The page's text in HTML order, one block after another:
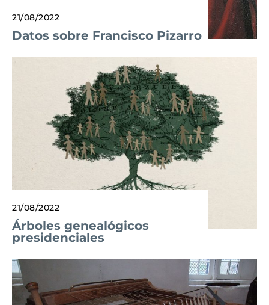
21/08/2022
Datos sobre Francisco Pizarro
21/08/2022
Árboles genealógicos
presidenciales